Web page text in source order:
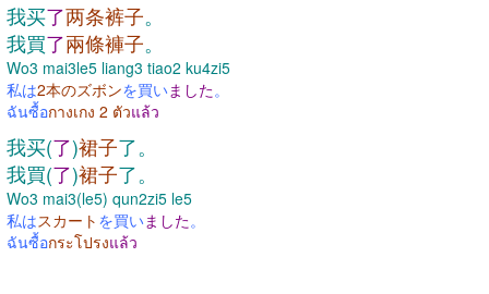
我买了两条裤子。
我買了兩條褲子。
Wo3 mai3le5 liang3 tiao2 ku4zi5
私は2本のズボンを買いました。
ฉันซื้อกางเกง 2 ตัวแล้ว
我买(了)裙子了。
我買(了)裙子了。
Wo3 mai3(le5) qun2zi5 le5
私はスカート を買いました。
ฉันซื้อกระโปรงแล้ว